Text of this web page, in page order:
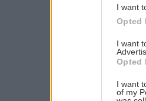
I want
Opted
I want
Opted
I want
of my